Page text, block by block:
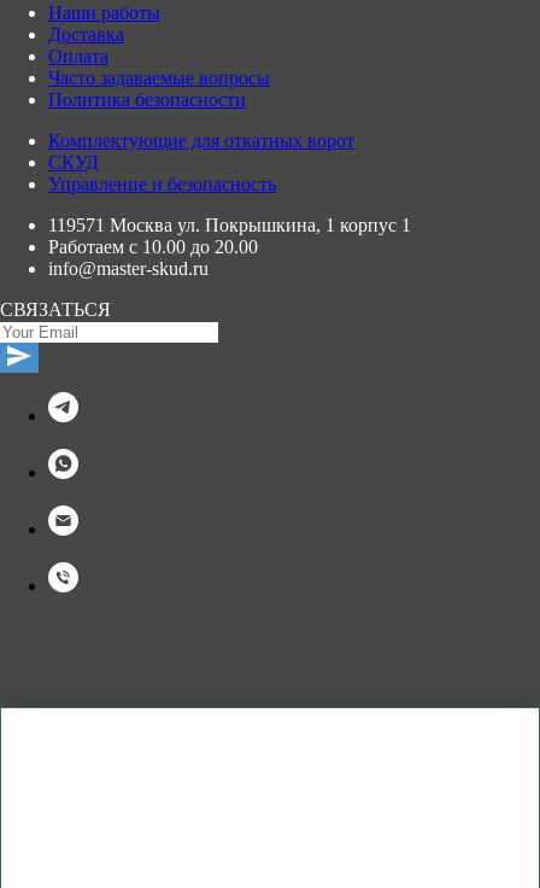
Наши работы
Доставка
Оплата
Часто задаваемые вопросы
Политика безопасности
Комплектующие для откатных ворот
СКУД
Управление и безопасность
119571 Москва ул. Покрышкина, 1 корпус 1
Работаем с 10.00 до 20.00
info@master-skud.ru
СВЯЗАТЬСЯ